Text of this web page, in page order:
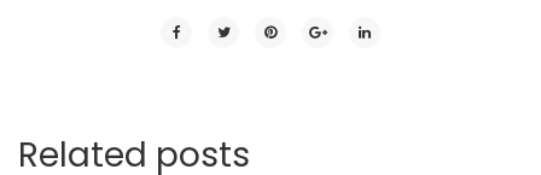
Related posts